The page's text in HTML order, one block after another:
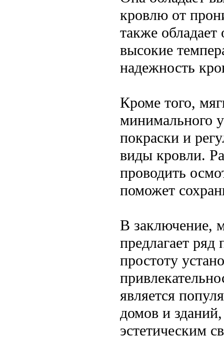
кровлю от
также
высокие
надежность
Кроме того,
минимального
покраски и
виды кровли.
проводить
поможет
В заключение,
предлагает
простоту
является
домов и
эстетическим